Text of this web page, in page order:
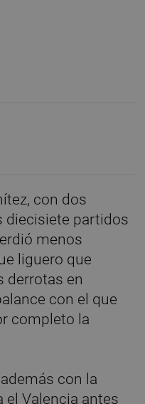
con dos
diecisiete partidos
menos
liguero que
derrotas en
con el que
completo la
con la
el Valencia antes